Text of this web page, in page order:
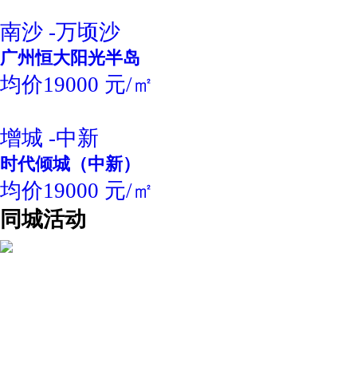
南沙 -万顷沙
广州恒大阳光半岛
均价19000 元/㎡
增城 -中新
时代倾城（中新）
均价19000 元/㎡
同城活动